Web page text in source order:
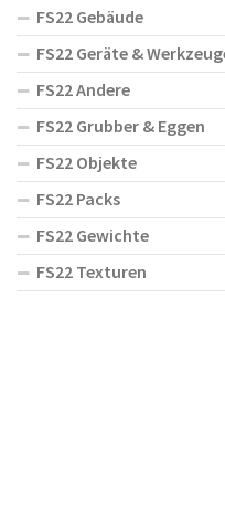
FS22 Gebäude
FS22 Geräte &
FS22 Andere
FS22 Grubber & Eggen
FS22 Objekte
FS22 Packs
FS22 Gewichte
FS22 Texturen